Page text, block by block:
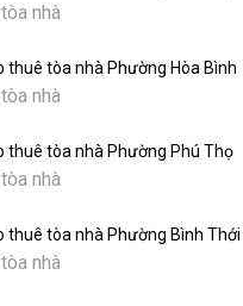
nhà
thuê tòa nhà Phường Hòa Bình
nhà
thuê tòa nhà Phường Phú Thọ
nhà
thuê tòa nhà Phường Bình Thới
nhà